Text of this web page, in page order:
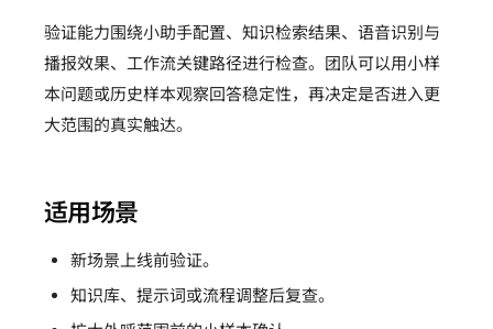
验证能力围绕小助手配置、知识检索结果、语音识别与
播报效果、工作流关键路径进行检查。团队可以用小样
本问题或历史样本观察回答稳定性，再决定是否进入更
大范围的真实触达。
适用场景
新场景上线前验证。
知识库、提示词或流程调整后复查。